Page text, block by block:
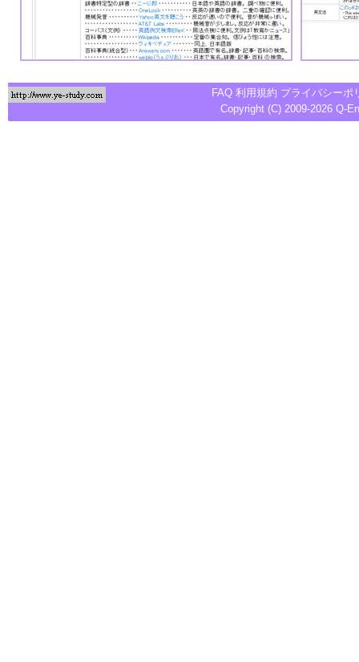
FAQ 利用規約 プライバシーポ
Copyright (C) 2009-2026 Q-